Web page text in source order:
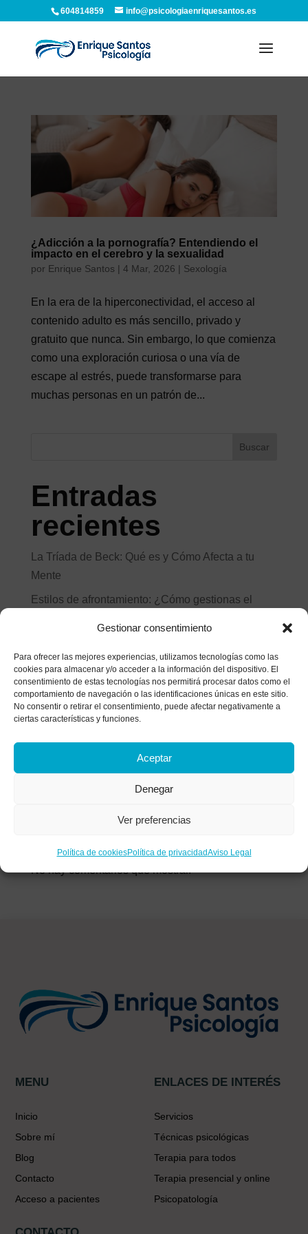
Gestionar consentimiento
Para ofrecer las mejores experiencias, utilizamos tecnologías como las
cookies para almacenar y/o acceder a la información del dispositivo. El
consentimiento de estas tecnologías nos permitirá procesar datos como el
comportamiento de navegación o las identificaciones únicas en este sitio.
No consentir o retirar el consentimiento, puede afectar negativamente a
ciertas características y funciones.
Aceptar
Denegar
Ver preferencias
Política de cookiesPolítica de privacidadAviso Legal
604814859 info@psicologiaenriquesantos.es
¿Adicción a la pornografía? Entendiendo el
impacto en el cerebro y la sexualidad
por Enrique Santos | 4 Mar, 2026 | Sexología
En la era de la hiperconectividad, el acceso al
contenido adulto es más sencillo, privado y
gratuito que nunca. Sin embargo, lo que comienza
como una exploración curiosa o una vía de
escape al estrés, puede transformarse para
muchas personas en un patrón de...
Buscar
Entradas
recientes
La Tríada de Beck: Qué es y Cómo Afecta a tu
Mente
Estilos de afrontamiento: ¿Cómo gestionas el
análisis de las heridas que apagan el amor
¿Tratas de parar tu mente? Descubre por qué
luchar contra tus pensamientos los vuelve más
fuertes
La anestesia colectiva: Alcoholismo funcional y
síntomas de una adicción invisible
Comentarios
No hay comentarios que mostrar.
MENU
Inicio
Sobre mí
Blog
Contacto
Acceso a pacientes
ENLACES DE INTERÉS
Servicios
Técnicas psicológicas
Terapia para todos
Terapia presencial y online
Psicopatología